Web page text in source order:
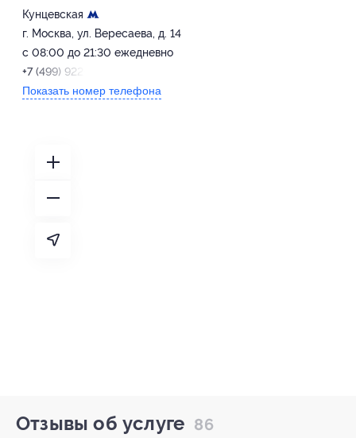
Кунцевская
г. Москва, ул. Вересаева, д. 14
с 08:00 до 21:30 ежедневно
+7 (499) 922-10-55
Показать номер телефона
Отзывы об услуге 86